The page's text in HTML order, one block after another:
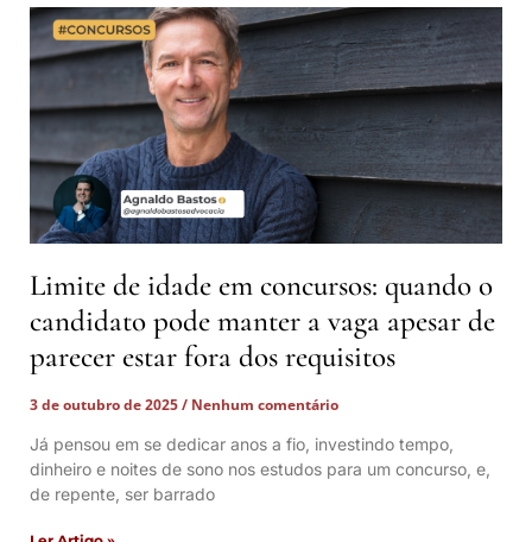
Limite de idade em concursos: quando o
candidato pode manter a vaga apesar de
parecer estar fora dos requisitos
3 de outubro de 2025
Nenhum comentário
Já pensou em se dedicar anos a fio, investindo tempo,
dinheiro e noites de sono nos estudos para um concurso, e,
de repente, ser barrado